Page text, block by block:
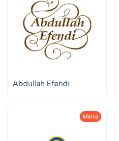
Abdullah Efendi
Marka